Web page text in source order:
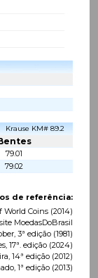
Krause KM# 89.2
79.01
79.02
de referência:
World Coins (2014)
MoedasDoBrasil
3ª edição (1981)
17ª. edição (2024)
14ª edição (2012)
1ª edição (2013)